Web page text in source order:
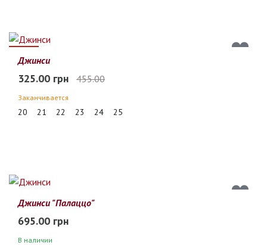
29%
Джинси
325.00 грн 455.00
Заканчивается
20 21 22 23 24 25
Джинси "Палаццо"
695.00 грн
В наличии